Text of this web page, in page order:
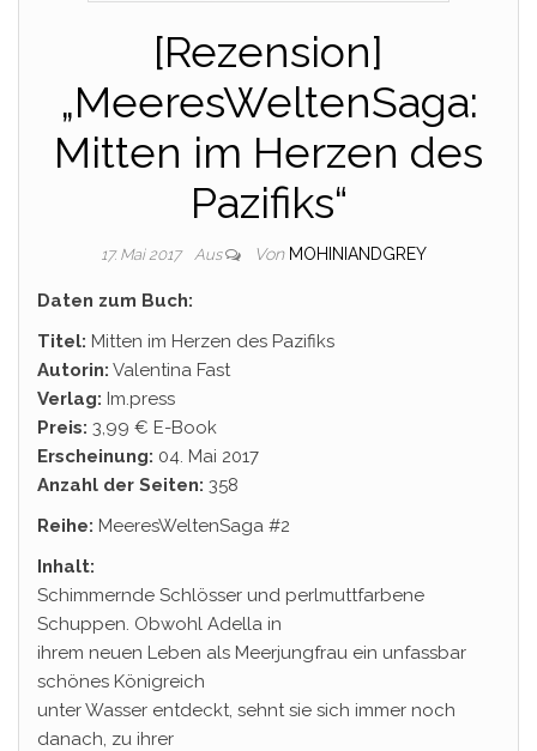
[Rezension]
„MeeresWeltenSaga:
Mitten im Herzen des
Pazifiks“
17. Mai 2017 Aus Von MOHINIANDGREY
Daten zum Buch:
Titel: Mitten im Herzen des Pazifiks
Autorin: Valentina Fast
Verlag: Im.press
Preis: 3,99 € E-Book
Erscheinung: 04. Mai 2017
Anzahl der Seiten: 358
Reihe: MeeresWeltenSaga #2
Inhalt:
Schimmernde Schlösser und perlmuttfarbene
Schuppen. Obwohl Adella in
ihrem neuen Leben als Meerjungfrau ein unfassbar
schönes Königreich
unter Wasser entdeckt, sehnt sie sich immer noch
danach, zu ihrer